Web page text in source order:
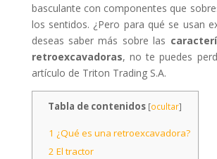
basculante con componentes que
los sentidos. ¿Pero para qué se usan
deseas saber más sobre las
retroexcavadoras, no te puedes
artículo de Triton Trading S.A.
Tabla de contenidos [ocultar]
1 ¿Qué es una retroexcavadora?
2 El tractor